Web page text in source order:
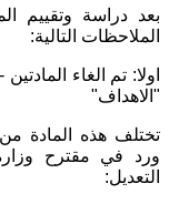
بعد دراسة وتقييم
الملاحظات التالية:
"الاهداف"
تختلف هذه المادة
ورد في مقترح
التعديل: